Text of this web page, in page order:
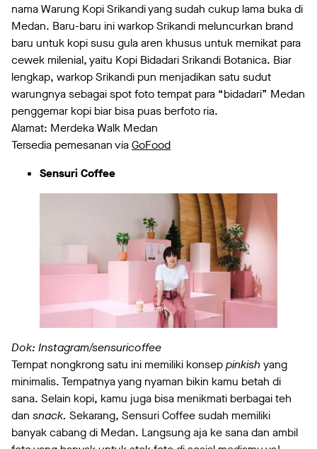
nama Warung Kopi Srikandi yang sudah cukup lama buka di
Medan. Baru-baru ini warkop Srikandi meluncurkan brand
baru untuk kopi susu gula aren khusus untuk memikat para
cewek milenial, yaitu Kopi Bidadari Srikandi Botanica. Biar
lengkap, warkop Srikandi pun menjadikan satu sudut
warungnya sebagai spot foto tempat para “bidadari” Medan
penggemar kopi biar bisa puas berfoto ria.
Alamat: Merdeka Walk Medan
Tersedia pemesanan viaGoFood
Sensuri Coffee
Dok: Instagram/sensuricoffee
Tempat nongkrong satu ini memiliki konseppinkishyang
minimalis. Tempatnya yang nyaman bikin kamu betah di
sana. Selain kopi, kamu juga bisa menikmati berbagai teh
dan snack. Sekarang, Sensuri Coffee sudah memiliki
banyak cabang di Medan. Langsung aja ke sana dan ambil